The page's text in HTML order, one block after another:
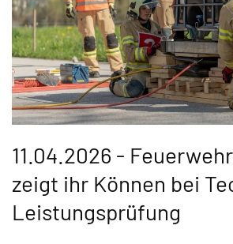
11.04.2026 -
zeigt ihr Können bei
Leistungsprüfung